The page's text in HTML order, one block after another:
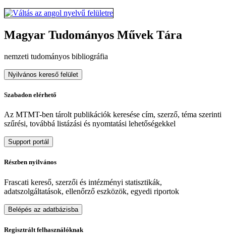
Magyar Tudományos Művek Tára
nemzeti tudományos bibliográfia
Nyilvános kereső felület
Szabadon elérhető
Az MTMT-ben tárolt publikációk keresése cím, szerző, téma szerinti
szűrési, továbbá listázási és nyomtatási lehetőségekkel
Support portál
Részben nyilvános
Frascati kereső, szerzői és intézményi statisztikák,
adatszolgáltatások, ellenőrző eszközök, egyedi riportok
Belépés az adatbázisba
Regisztrált felhasználóknak